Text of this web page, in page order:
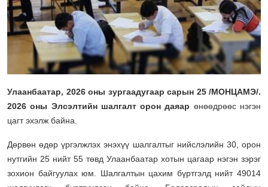
Улаанбаатар, 2026 оны зургаадугаар сарын 25 /МОНЦАМЭ/.
2026 оны Элсэлтийн шалгалт орон даяар өнөөдрөөс нэгэн
цагт эхэлж байна.
Дөрвөн өдөр үргэлжлэх энэхүү шалгалтыг нийслэлийн 30, орон
нутгийн 25 нийт 55 төвд Улаанбаатар хотын цагаар нэгэн зэрэг
зохион байгуулах юм. Шалгалтын цахим бүртгэлд нийт 49014